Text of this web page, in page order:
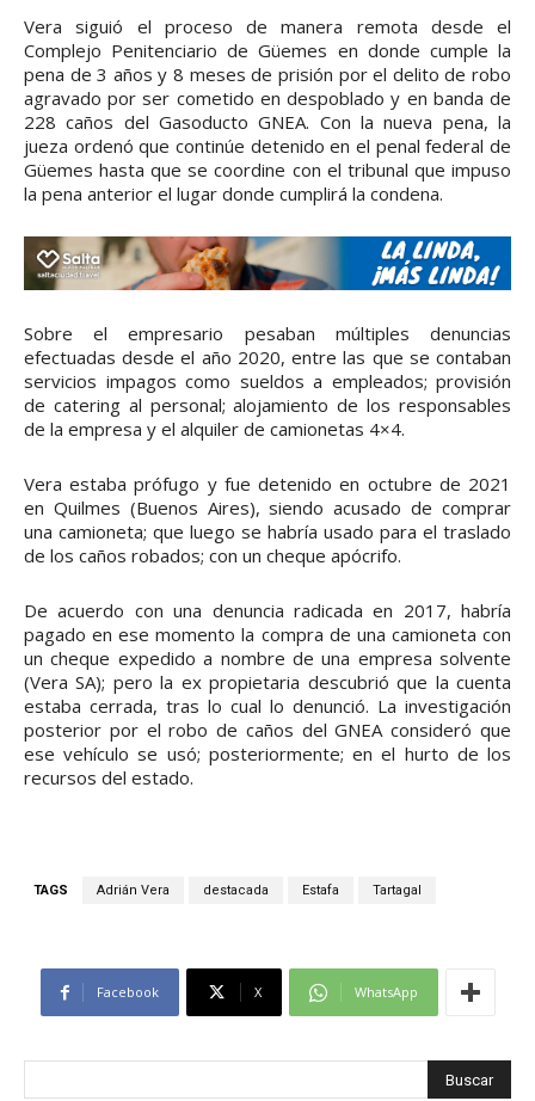
Vera siguió el proceso de manera remota desde el
Complejo Penitenciario de Güemes en donde cumple la
pena de 3 años y 8 meses de prisión por el delito de robo
agravado por ser cometido en despoblado y en banda de
228 caños del Gasoducto GNEA. Con la nueva pena, la
jueza ordenó que continúe detenido en el penal federal de
Güemes hasta que se coordine con el tribunal que impuso
la pena anterior el lugar donde cumplirá la condena.
Sobre el empresario pesaban múltiples denuncias
efectuadas desde el año 2020, entre las que se contaban
servicios impagos como sueldos a empleados; provisión
de catering al personal; alojamiento de los responsables
de la empresa y el alquiler de camionetas 4×4.
Vera estaba prófugo y fue detenido en octubre de 2021
en Quilmes (Buenos Aires), siendo acusado de comprar
una camioneta; que luego se habría usado para el traslado
de los caños robados; con un cheque apócrifo.
De acuerdo con una denuncia radicada en 2017, habría
pagado en ese momento la compra de una camioneta con
un cheque expedido a nombre de una empresa solvente
(Vera SA); pero la ex propietaria descubrió que la cuenta
estaba cerrada, tras lo cual lo denunció. La investigación
posterior por el robo de caños del GNEA consideró que
ese vehículo se usó; posteriormente; en el hurto de los
recursos del estado.
TAGS Adrián Vera destacada Estafa Tartagal
Facebook X WhatsApp